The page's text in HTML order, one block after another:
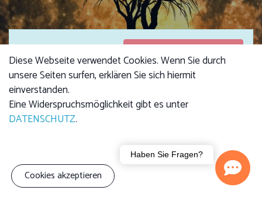
Anmeldungen sind
geschlossen
Anmeldungen
geschlossen
Kursgebühr
Familie (3 Personen):
7,00 €
Diese Webseite verwendet Cookies. Wenn Sie durch
unsere Seiten surfen, erklären Sie sich hiermit
einverstanden.
Eine Widerspruchsmöglichkeit gibt es unter
DATENSCHUTZ.
Cookies akzeptieren
Haben Sie Fragen?